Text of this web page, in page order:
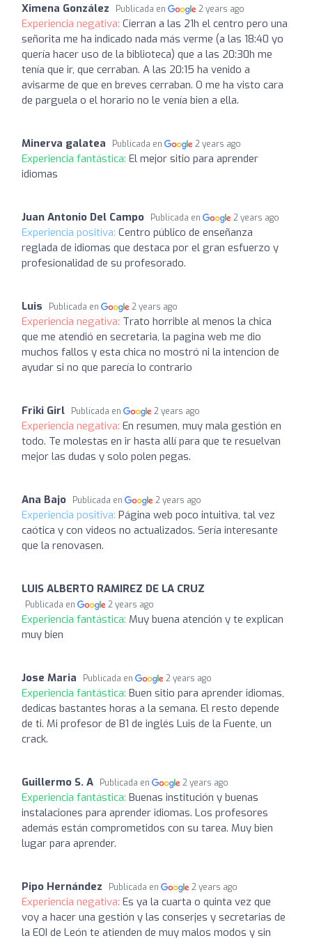
Ximena González Publicada en 2 years ago
Experiencia negativa: Cierran a las 21h el centro pero una
señorita me ha indicado nada más verme (a las 18:40 yo
quería hacer uso de la biblioteca) que a las 20:30h me
tenía que ir, que cerraban. A las 20:15 ha venido a
avisarme de que en breves cerraban. O me ha visto cara
de parguela o el horario no le venía bien a ella.
Minerva galatea Publicada en 2 years ago
Experiencia fantástica: El mejor sitio para aprender
idiomas
Juan Antonio Del Campo Publicada en 2 years ago
Experiencia positiva: Centro público de enseñanza
reglada de idiomas que destaca por el gran esfuerzo y
profesionalidad de su profesorado.
Luis Publicada en 2 years ago
Experiencia negativa: Trato horrible al menos la chica
que me atendió en secretaria, la pagina web me dio
muchos fallos y esta chica no mostró ni la intencion de
ayudar si no que parecía lo contrario
Friki Girl Publicada en 2 years ago
Experiencia negativa: En resumen, muy mala gestión en
todo. Te molestas en ir hasta allí para que te resuelvan
mejor las dudas y solo polen pegas.
Ana Bajo Publicada en 2 years ago
Experiencia positiva: Página web poco intuitiva, tal vez
caótica y con videos no actualizados. Sería interesante
que la renovasen.
LUIS ALBERTO RAMIREZ DE LA CRUZ
Publicada en 2 years ago
Experiencia fantástica: Muy buena atención y te explican
muy bien
Jose Maria Publicada en 2 years ago
Experiencia fantástica: Buen sitio para aprender idiomas,
dedicas bastantes horas a la semana. El resto depende
de ti. Mi profesor de B1 de inglés Luis de la Fuente, un
crack.
Guillermo S. A Publicada en 2 years ago
Experiencia fantástica: Buenas institución y buenas
instalaciones para aprender idiomas. Los profesores
además están comprometidos con su tarea. Muy bien
lugar para aprender.
Pipo Hernández Publicada en 2 years ago
Experiencia negativa: Es ya la cuarta o quinta vez que
voy a hacer una gestión y las conserjes y secretarias de
la EOI de León te atienden de muy malos modos y sin